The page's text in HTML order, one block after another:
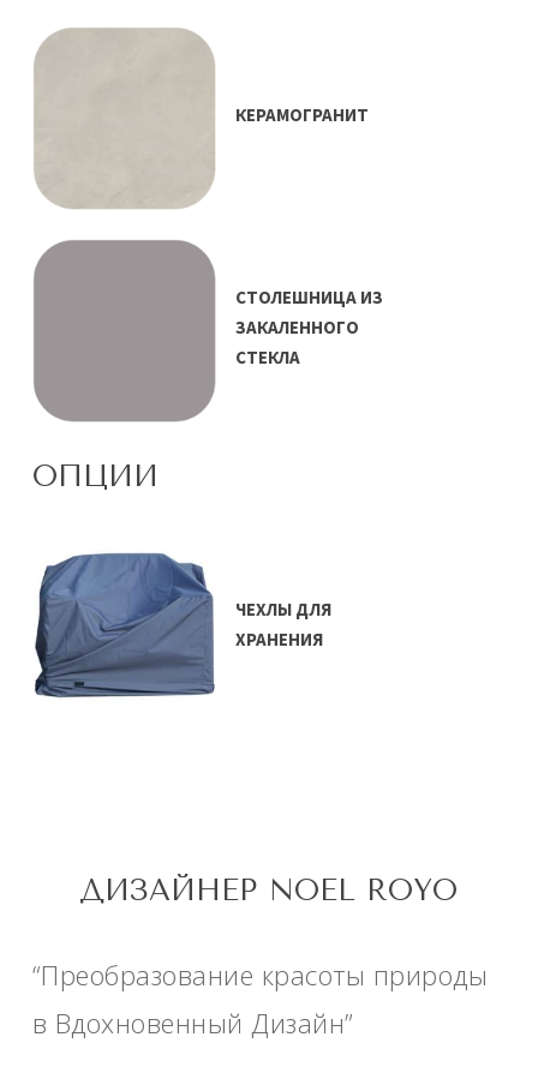
КЕРАМОГРАНИТ
СТОЛЕШНИЦА ИЗ
ЗАКАЛЕННОГО
СТЕКЛА
ОПЦИИ
ЧЕХЛЫ ДЛЯ
ХРАНЕНИЯ
ДИЗАЙНЕР NOEL ROYO
“Преобразование красоты природы
в Вдохновенный Дизайн”